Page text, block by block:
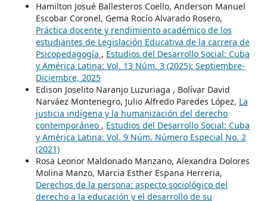
Hamilton Josué Ballesteros Coello, Anderson Manuel
Escobar Coronel, Gema Rocío Alvarado Rosero,
Práctica docente y rendimiento académico de los
estudiantes de Legislación Educativa de la carrera de
Psicopedagogía , Estudios del Desarrollo Social: Cuba
y América Latina: Vol. 13 Núm. 3 (2025): Septiembre-
Diciembre, 2025
Edison Joselito Naranjo Luzuriaga , Bolívar David
Narváez Montenegro, Julio Alfredo Paredes López, La
justicia indígena y la humanización del derecho
contemporáneo , Estudios del Desarrollo Social: Cuba
y América Latina: Vol. 9 Núm. Número Especial No. 2
(2021)
Rosa Leonor Maldonado Manzano, Alexandra Dolores
Molina Manzo, Marcia Esther Espana Herreria,
Derechos de la persona: aspecto sociológico del
derecho a la educación y el desarrollo de su